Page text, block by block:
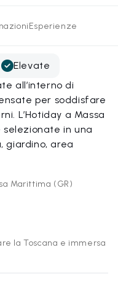
Esperienze
Elevate
all’interno di
per soddisfare
L’Hotiday a Massa
in una
giardino, area
Marittima (GR)
la Toscana e immersa